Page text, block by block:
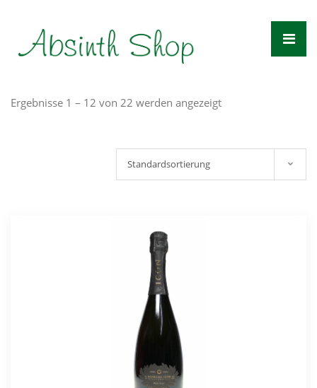
springen
Ergebnisse 1 – 12 von 22 werden angezeigt
Standardsortierung